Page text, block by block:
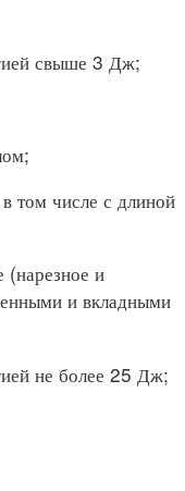
свыше 3 Дж;
том числе с длиной
и
и вкладными
не более 25 Дж;